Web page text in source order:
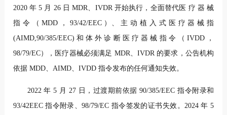
2020 年 5 月 26 日 MDR、IVDR 开始执行，全面替代医 疗 器 械
指 令 （ MDD ， 93/42/EEC ）、 主 动 植 入 式 医 疗 器 械 指
(AIMD,90/385/EEC)和体外诊断医疗器械指令（IVDD，
98/79/EC），医疗器械必须满足 MDR、IVDR 的要求，公告机构
依据 MDD、AIMD、IVDD 指令发布的任何通知失效。
2022 年 5 月 27 日，过渡期前依据 90/385/EEC 指令附录和
93/42EEC 指令附录、98/79/EC 指令签发的证书失效。2024 年 5